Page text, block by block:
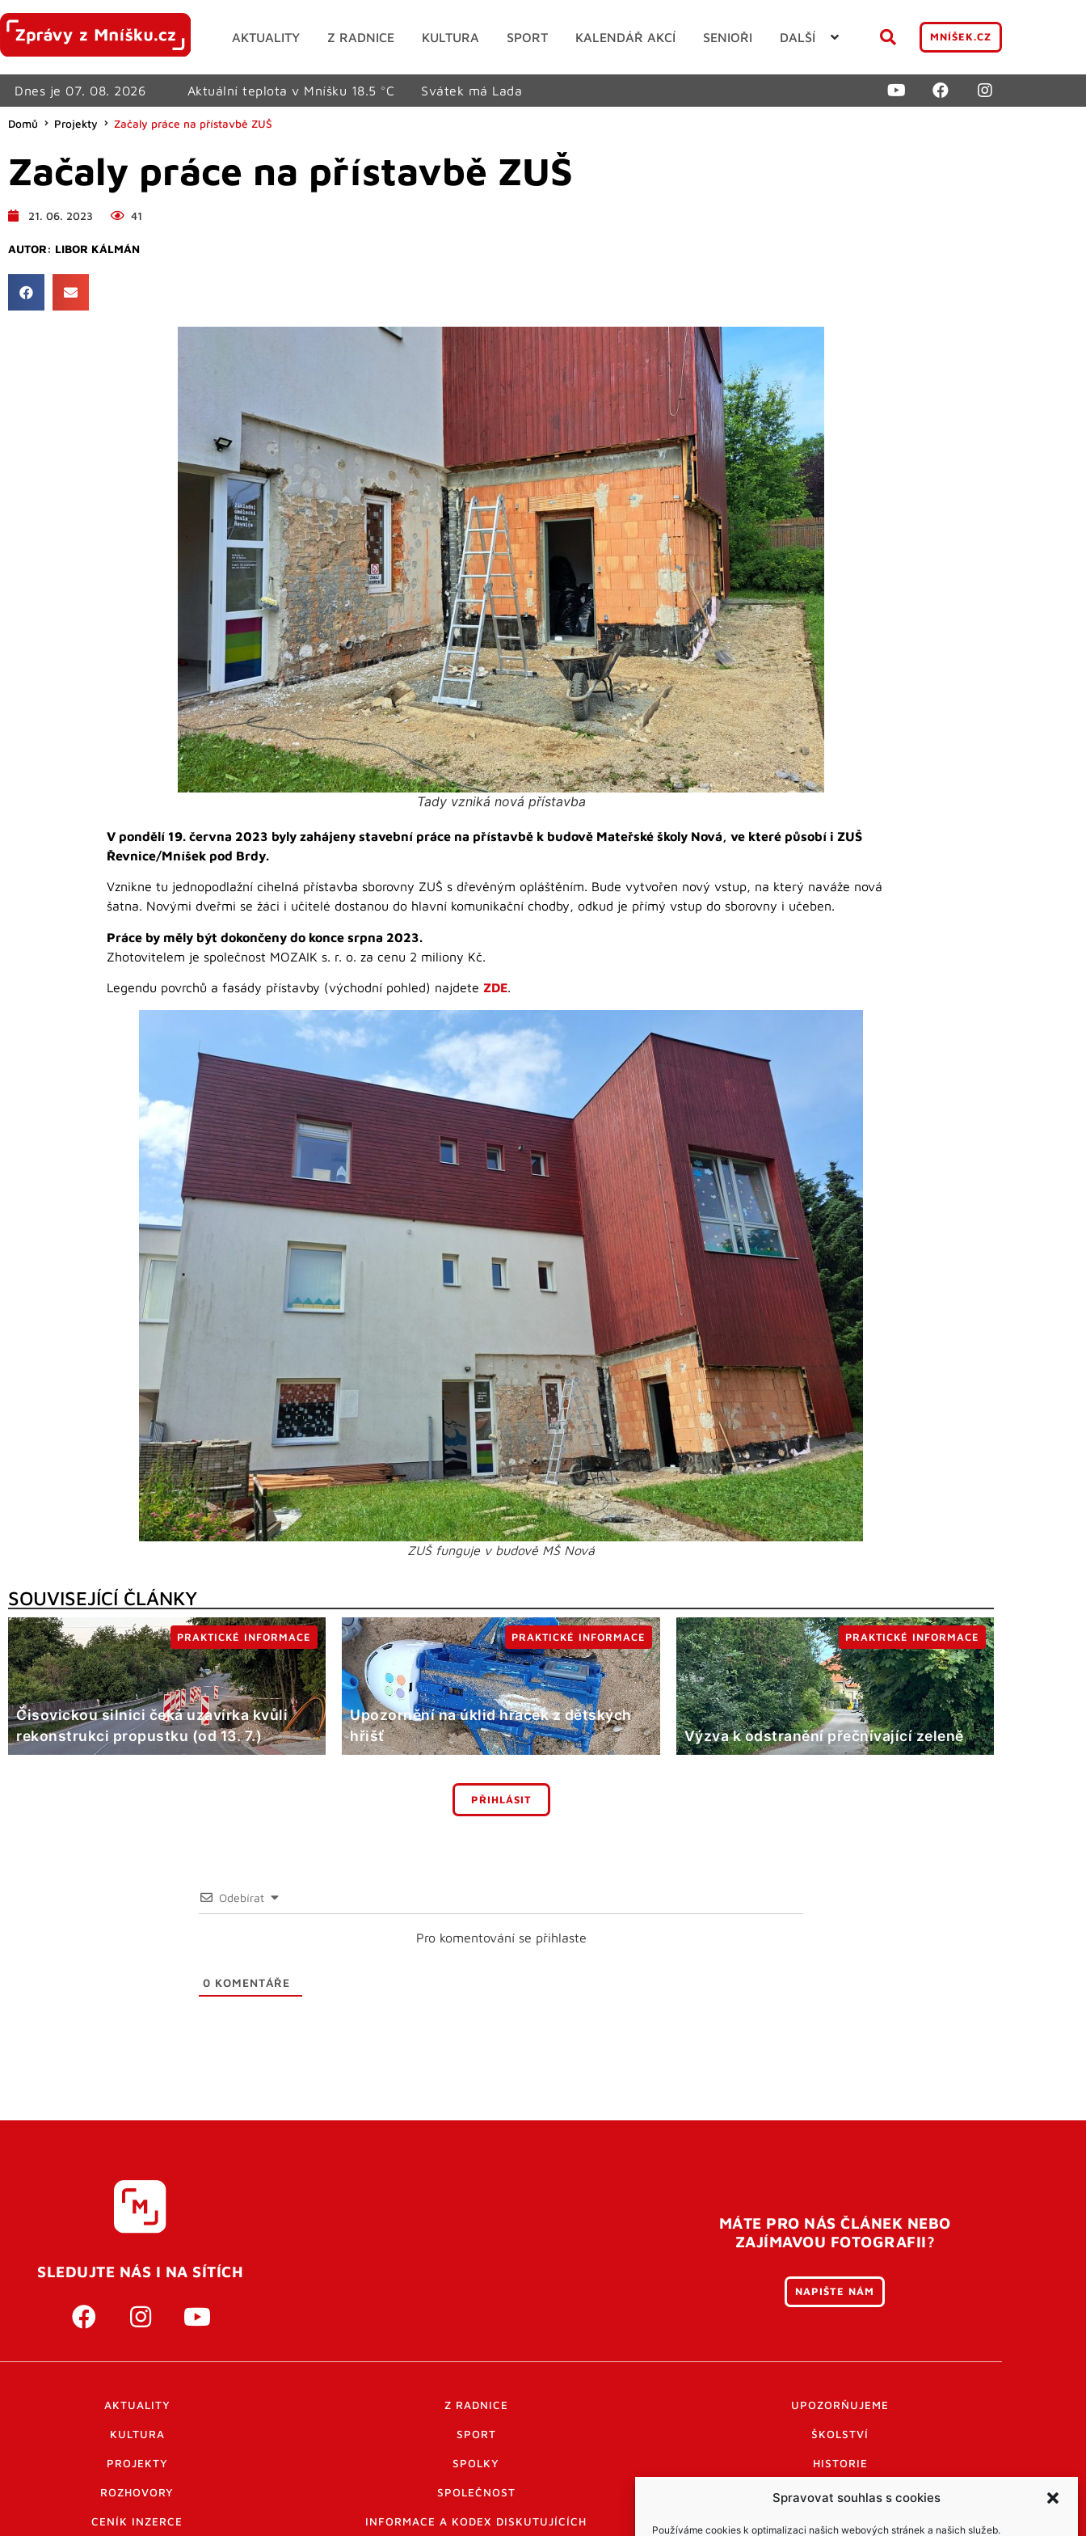
Spravovat souhlas s cookies
Používáme cookies k optimalizaci našich webových stránek a našich služeb.
AKTUALITY Z RADNICE KULTURA SPORT KALENDÁŘ AKCÍ SENIOŘI DALŠÍ MNÍŠEK.CZ
Dnes je 07. 08. 2026 Aktuální teplota v Mníšku 18.5 °C Svátek má Lada
Domů Projekty Začaly práce na přístavbě ZUŠ
Začaly práce na přístavbě ZUŠ
21. 06. 2023 41
AUTOR: LIBOR KÁLMÁN
Tady vzniká nová přístavba
V pondělí 19. června 2023 byly zahájeny stavební práce na přístavbě k budově Mateřské školy Nová, ve které působí i ZUŠ
Řevnice/Mníšek pod Brdy.
Vznikne tu jednopodlažní cihelná přístavba sborovny ZUŠ s dřevěným opláštěním. Bude vytvořen nový vstup, na který naváže nová
šatna. Novými dveřmi se žáci i učitelé dostanou do hlavní komunikační chodby, odkud je přímý vstup do sborovny i učeben.
Práce by měly být dokončeny do konce srpna 2023.
Zhotovitelem je společnost MOZAIK s. r. o. za cenu 2 miliony Kč.
Legendu povrchů a fasády přístavby (východní pohled) najdete ZDE.
ZUŠ funguje v budově MŠ Nová
SOUVISEJÍCÍ ČLÁNKY
Čisovickou silnici čeká uzavírka kvůli
rekonstrukci propustku (od 13. 7.)
PRAKTICKÉ INFORMACE
Upozornění na úklid hraček z dětských
hřišť
PRAKTICKÉ INFORMACE
Výzva k odstranění přečnívající zeleně
PRAKTICKÉ INFORMACE
PŘIHLÁSIT
Odebírat
Pro komentování se přihlaste
0 KOMENTÁŘE
SLEDUJTE NÁS I NA SÍTÍCH
MÁTE PRO NÁS ČLÁNEK NEBO
ZAJÍMAVOU FOTOGRAFII?
NAPIŠTE NÁM
AKTUALITY Z RADNICE UPOZORŇUJEME
KULTURA SPORT ŠKOLSTVÍ
PROJEKTY SPOLKY HISTORIE
ROZHOVORY SPOLEČNOST PRAKTICKÉ INFORMACE
CENÍK INZERCE INFORMACE A KODEX DISKUTUJÍCÍCH